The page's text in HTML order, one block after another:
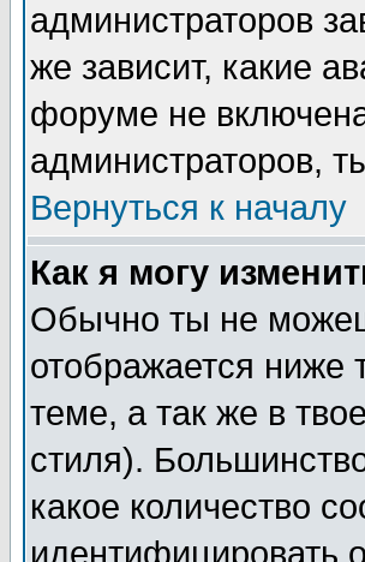
администраторов
же зависит, какие
форуме не
администраторов,
Вернуться к началу
Как я могу
Обычно ты не
отображается ниже
теме, а так же в
стиля).
какое количество
идентифицировать